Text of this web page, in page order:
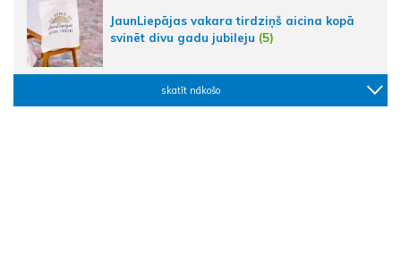
JaunLiepājas vakara tirdziņš aicina kopā
svinēt divu gadu jubileju (5)
skatīt nākošo